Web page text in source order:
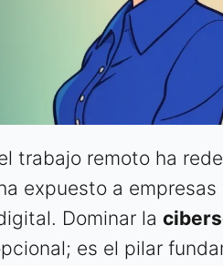
trabajo remoto ha
expuesto a
Dominar la
es el pilar